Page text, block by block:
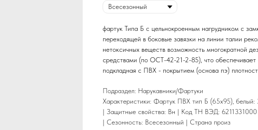
фартук Типа Б с цельнокроенным нагрудником с
переходящей в боковые завязки на линии талии
нетоксичных веществ возможность многократной
средствами (по ОСТ-42-21-2-85), что обеспечивает
подкладная с ПВХ - покрытием (основа пэ)
Подраздел: Нарукавники/Фартуки
Характеристики: Фартук ПВХ тип Б (65х95),
| Защитные свойства: Вн | Код ТН ВЭД:
| Сезонность: Всесезонный | Страна произ